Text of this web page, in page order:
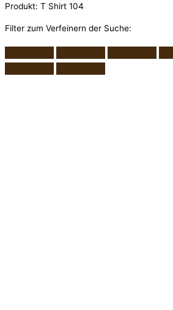
Produkt: T Shirt 104
Filter zum Verfeinern der Suche: